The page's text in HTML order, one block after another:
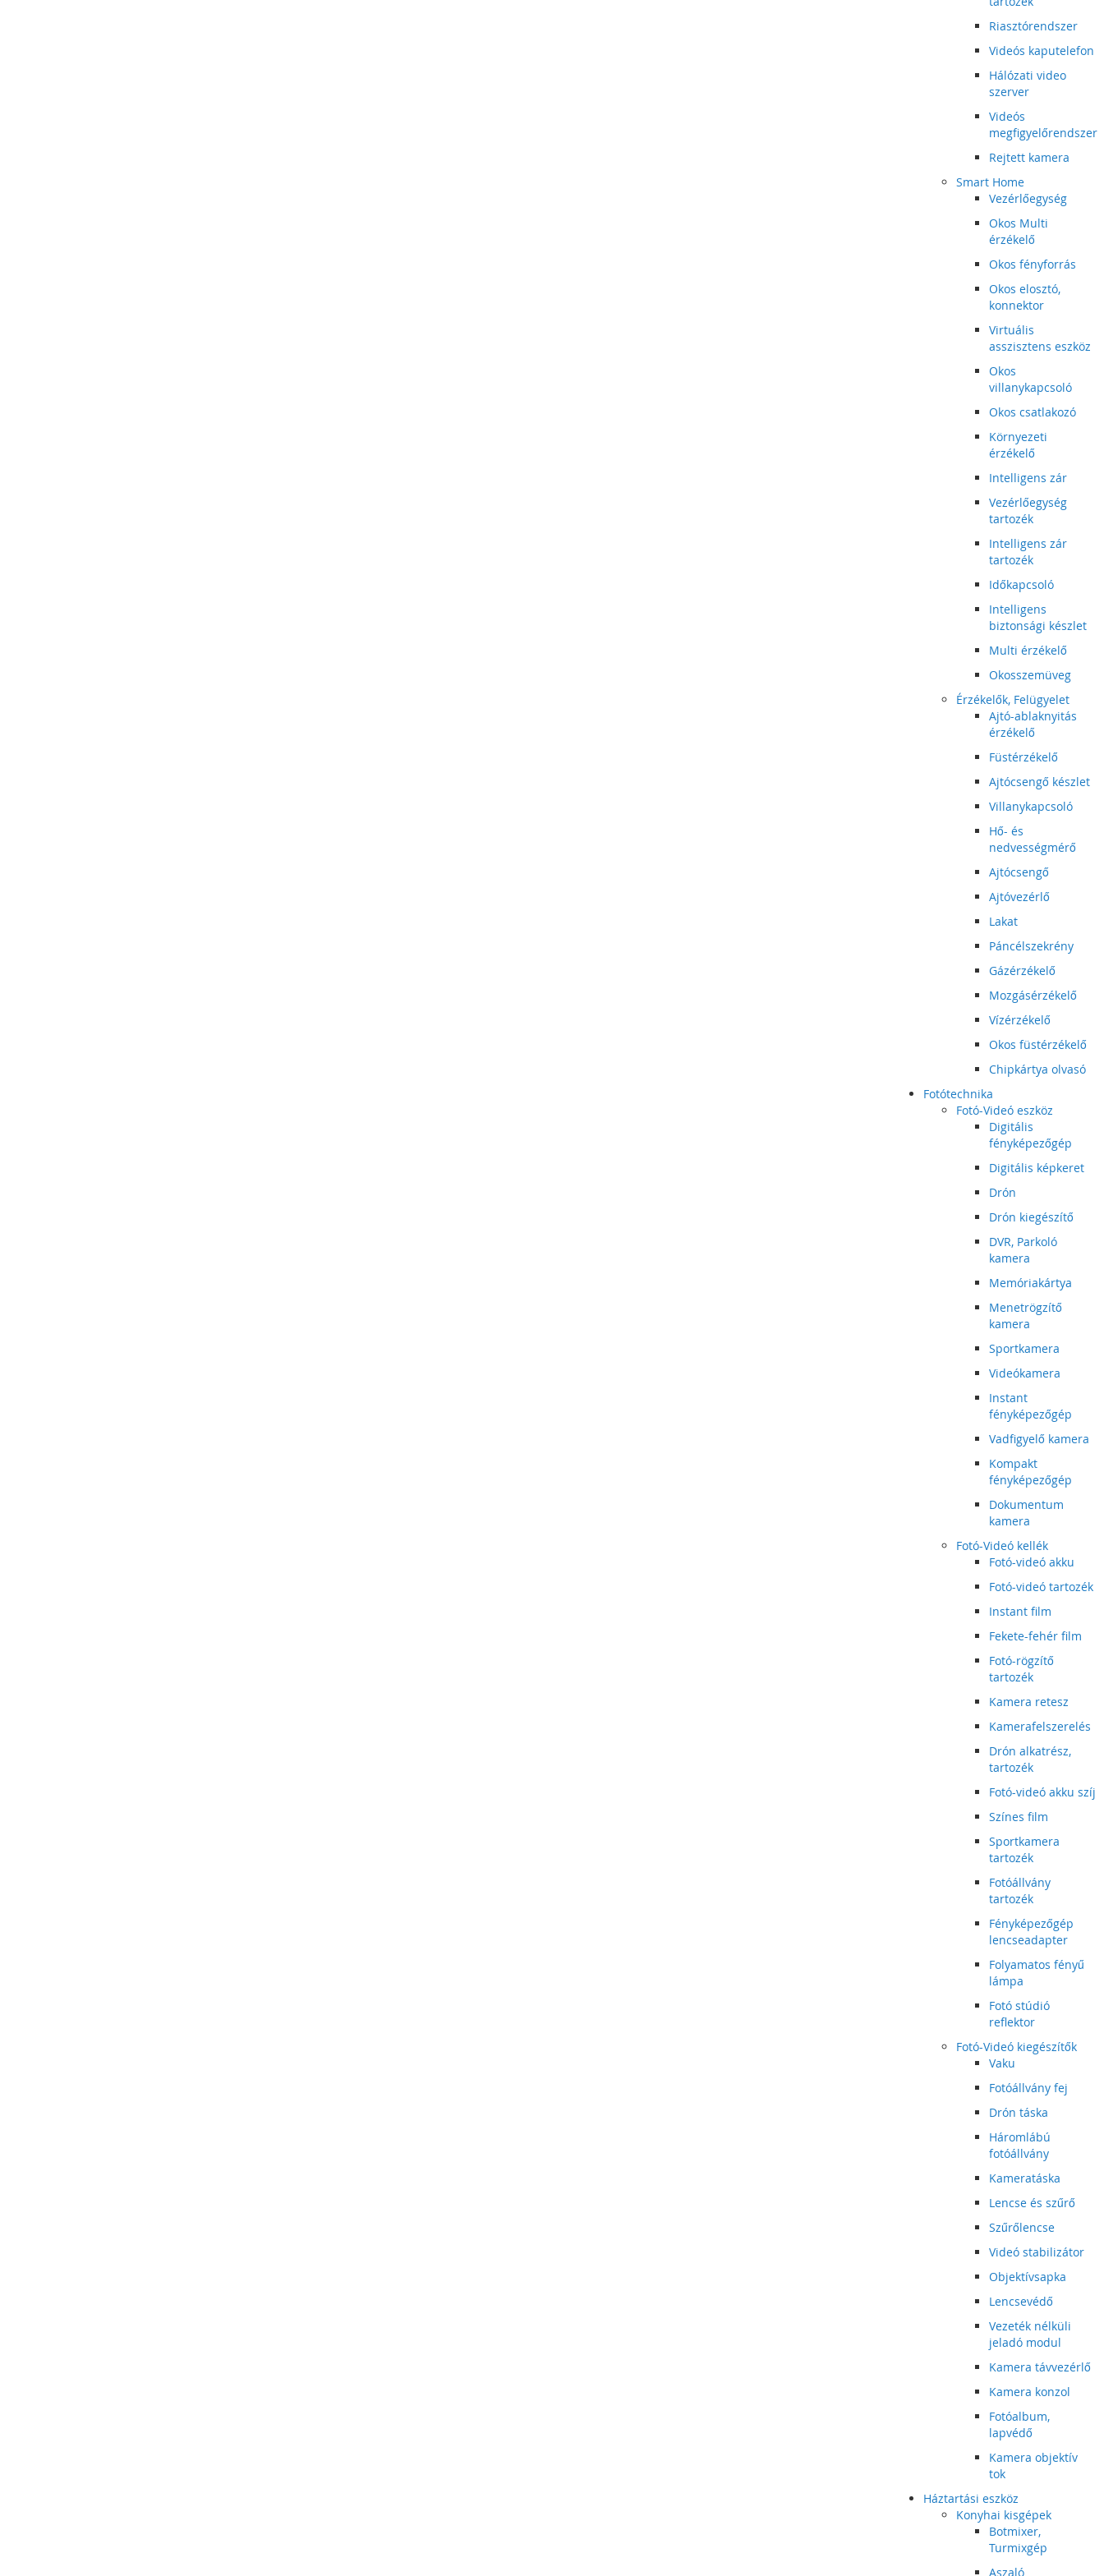
Riasztórendszer
Videós kaputelefon
Hálózati video
szerver
Videós
megfigyelőrendszer
Rejtett kamera
Smart Home
Vezérlőegység
Okos Multi
érzékelő
Okos fényforrás
Okos elosztó,
konnektor
Virtuális
asszisztens eszköz
Okos
villanykapcsoló
Okos csatlakozó
Környezeti
érzékelő
Intelligens zár
Vezérlőegység
tartozék
Intelligens zár
tartozék
Időkapcsoló
Intelligens
biztonsági készlet
Multi érzékelő
Okosszemüveg
Érzékelők, Felügyelet
Ajtó-ablaknyitás
érzékelő
Füstérzékelő
Ajtócsengő készlet
Villanykapcsoló
Hő- és
nedvességmérő
Ajtócsengő
Ajtóvezérlő
Lakat
Páncélszekrény
Gázérzékelő
Mozgásérzékelő
Vízérzékelő
Okos füstérzékelő
Chipkártya olvasó
Fotótechnika
Fotó-Videó eszköz
Digitális
fényképezőgép
Digitális képkeret
Drón
Drón kiegészítő
DVR, Parkoló
kamera
Memóriakártya
Menetrögzítő
kamera
Sportkamera
Videókamera
Instant
fényképezőgép
Vadfigyelő kamera
Kompakt
fényképezőgép
Dokumentum
kamera
Fotó-Videó kellék
Fotó-videó akku
Fotó-videó tartozék
Instant film
Fekete-fehér film
Fotó-rögzítő
tartozék
Kamera retesz
Kamerafelszerelés
Drón alkatrész,
tartozék
Fotó-videó akku szíj
Színes film
Sportkamera
tartozék
Fotóállvány
tartozék
Fényképezőgép
lencseadapter
Folyamatos fényű
lámpa
Fotó stúdió
reflektor
Fotó-Videó kiegészítők
Vaku
Fotóállvány fej
Drón táska
Háromlábú
fotóállvány
Kameratáska
Lencse és szűrő
Szűrőlencse
Videó stabilizátor
Objektívsapka
Lencsevédő
Vezeték nélküli
jeladó modul
Kamera távvezérlő
Kamera konzol
Fotóalbum,
lapvédő
Kamera objektív
tok
Háztartási eszköz
Konyhai kisgépek
Botmixer,
Turmixgép
Aszaló